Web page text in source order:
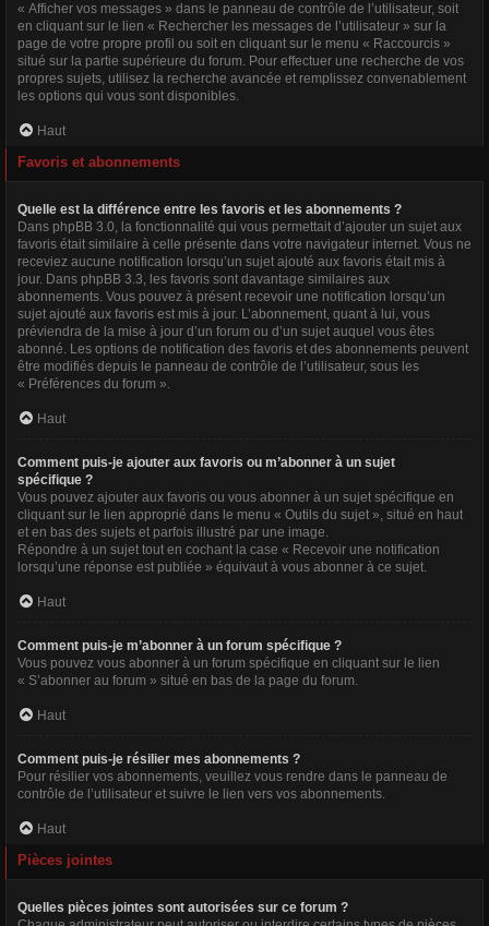
« Afficher vos messages » dans le panneau de contrôle de l’utilisateur, soit
en cliquant sur le lien « Rechercher les messages de l’utilisateur » sur la
page de votre propre profil ou soit en cliquant sur le menu « Raccourcis »
situé sur la partie supérieure du forum. Pour effectuer une recherche de vos
propres sujets, utilisez la recherche avancée et remplissez convenablement
les options qui vous sont disponibles.
Haut
Favoris et abonnements
Quelle est la différence entre les favoris et les abonnements ?
Dans phpBB 3.0, la fonctionnalité qui vous permettait d’ajouter un sujet aux
favoris était similaire à celle présente dans votre navigateur internet. Vous ne
receviez aucune notification lorsqu’un sujet ajouté aux favoris était mis à
jour. Dans phpBB 3.3, les favoris sont davantage similaires aux
abonnements. Vous pouvez à présent recevoir une notification lorsqu’un
sujet ajouté aux favoris est mis à jour. L’abonnement, quant à lui, vous
préviendra de la mise à jour d’un forum ou d’un sujet auquel vous êtes
abonné. Les options de notification des favoris et des abonnements peuvent
être modifiés depuis le panneau de contrôle de l’utilisateur, sous les
« Préférences du forum ».
Haut
Comment puis-je ajouter aux favoris ou m’abonner à un sujet
spécifique ?
Vous pouvez ajouter aux favoris ou vous abonner à un sujet spécifique en
cliquant sur le lien approprié dans le menu « Outils du sujet », situé en haut
et en bas des sujets et parfois illustré par une image.
Répondre à un sujet tout en cochant la case « Recevoir une notification
lorsqu’une réponse est publiée » équivaut à vous abonner à ce sujet.
Haut
Comment puis-je m’abonner à un forum spécifique ?
Vous pouvez vous abonner à un forum spécifique en cliquant sur le lien
« S’abonner au forum » situé en bas de la page du forum.
Haut
Comment puis-je résilier mes abonnements ?
Pour résilier vos abonnements, veuillez vous rendre dans le panneau de
contrôle de l’utilisateur et suivre le lien vers vos abonnements.
Haut
Pièces jointes
Quelles pièces jointes sont autorisées sur ce forum ?